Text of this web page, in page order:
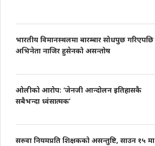
भारतीय विमानस्थलमा बारम्बार सोधपुछ गरिएपछि
अभिनेता नाजिर हुसेनको असन्तोष
ओलीको आरोप: ‘जेनजी आन्दोलन इतिहासकै
सबैभन्दा ध्वंसात्मक’
सरुवा नियमप्रति शिक्षकको असन्तुष्टि, साउन १५ मा